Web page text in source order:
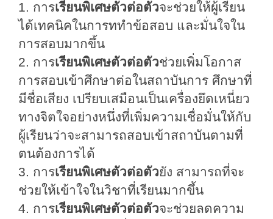
1. การเรียนพิเศษตัวต่อตัวจะช่วยให้ผู้เรียน
ได้เทคนิคในการททำข้อสอบ และมั่นใจใน
การสอบมากขึ้น
2. การเรียนพิเศษตัวต่อตัวช่วยเพิ่มโอกาส
การสอบเข้าศึกษาต่อในสถาบันการ ศึกษาที่
มีชื่อเสียง เปรียบเสมือนเป็นเครื่องยึดเหนี่ยว
ทางจิตใจอย่างหนึ่งที่เพิ่มความเชื่อมั่นให้กับ
ผู้เรียนว่าจะสามารถสอบเข้าสถาบันตามที่
ตนต้องการได้
3. การเรียนพิเศษตัวต่อตัวยัง สามารถที่จะ
ช่วยให้เข้าใจในวิชาที่เรียนมากขึ้น
4. การเรียนพิเศษตัวต่อตัวจะช่วยลดความ